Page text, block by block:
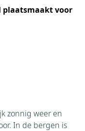
plaatsmaakt voor
zonnig weer en
In de bergen is